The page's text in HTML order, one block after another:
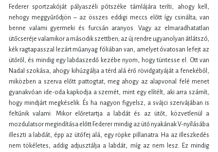
Federer sportzakóját pályaszéli pótszéke támlájára teríti, ahogy kell,
nehogy meggyűrődjön – az összes eddigi meccs előtt így csinálta; van
benne valami gyermeki és furcsán aranyos. Vagy az elmaradhatatlan
ütőcseréje valamikor a második szettben; az új rendre ugyanolyan átlátszó,
kék ragtapasszal lezárt műanyag fóliában van, amelyet óvatosan lefejt az
ütőről, és mindig egy labdaszedő kezébe nyom, hogy tüntesse el. Ott van
Nadal szokása, ahogy kihúzgálja a térd alá érő rövidgatyáját a fenekéből,
miközben a szerva előtt pattogtat, meg ahogy az alapvonal felé menet
gyanakvóan ide-oda kapkodja a szemét, mint egy elítélt, aki arra számít,
hogy mindjárt megkéselik. És ha nagyon figyelsz, a svájci szervájában is
feltűnik valami. Mikor előretartja a labdát és az ütőt, közvetlenül a
mozdulatsor megindítása előtt Federer mindig az ütő nyakának V-nyílásába
illeszti a labdát, épp az ütőfej alá, egy röpke pillanatra. Ha az illeszkedés
nem tökéletes, addig adjusztálja a labdát, míg az nem lesz. Ez mindig